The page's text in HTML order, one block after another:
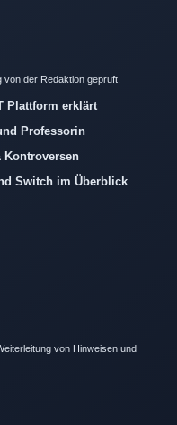
von der Redaktion gepruft.
Plattform erklärt
Professorin
Kontroversen
Switch im Überblick
von Hinweisen und